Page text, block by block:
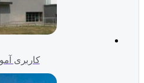
کاربری آموزشی(131)